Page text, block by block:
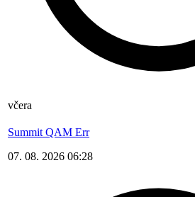
včera
Summit QAM Err
07. 08. 2026 06:28